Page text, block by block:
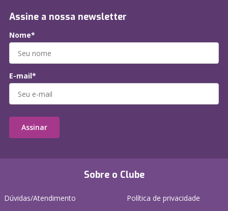
Sobre o Clube
Dúvidas/Atendimento
Política de privacidade
Assine a nossa newsletter
Nome*
E-mail*
Assinar